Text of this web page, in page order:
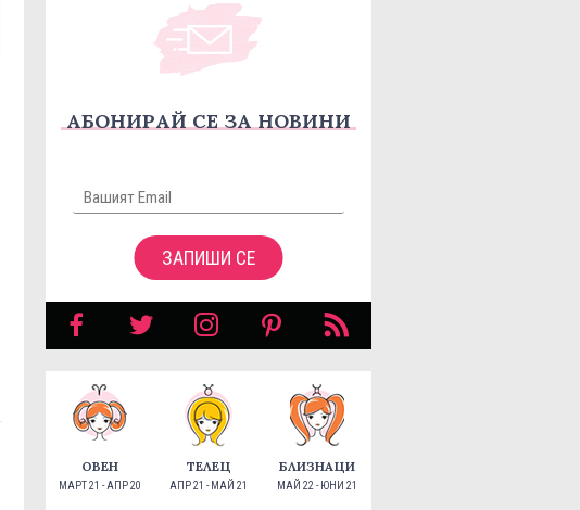
АБОНИРАЙ СЕ ЗА НОВИНИ
ЗАПИШИ СЕ
ОВЕН
МАРТ 21 - АПР 20
ТЕЛЕЦ
АПР 21 - МАЙ 21
БЛИЗНАЦИ
МАЙ 22 - ЮНИ 21